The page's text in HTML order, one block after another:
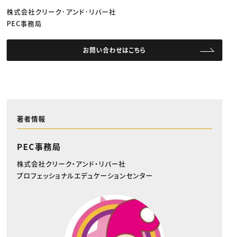
株式会社クリーク･アンド･リバー社
PEC事務局
お問い合わせはこちら
著者情報
PEC事務局
株式会社クリーク・アンド・リバー社
プロフェッショナルエデュケーションセンター